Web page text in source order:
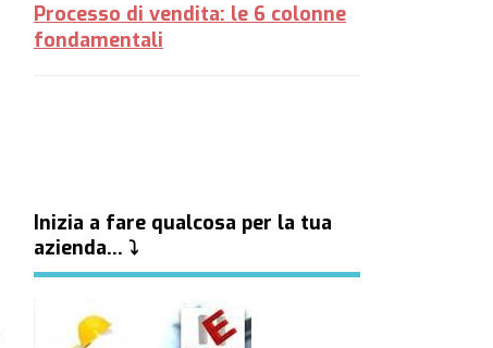
Processo di vendita: le 6 colonne
fondamentali
Inizia a fare qualcosa per la tua
azienda… ⤵